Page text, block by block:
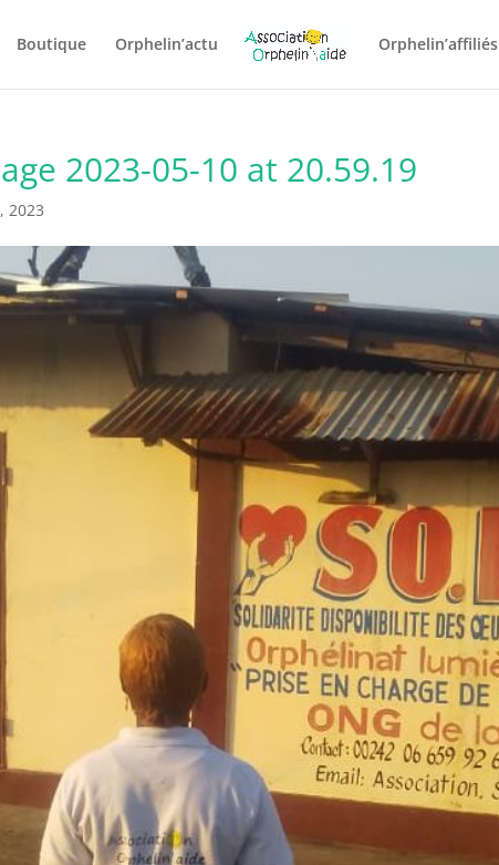
Boutique Orphelin’actu Orphelin’affiliés
2023-05-10 at 20.59.19
2023